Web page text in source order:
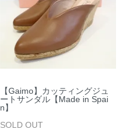
【Gaimo】カッティングジュ
ートサンダル【Made in Spai
n】
SOLD OUT